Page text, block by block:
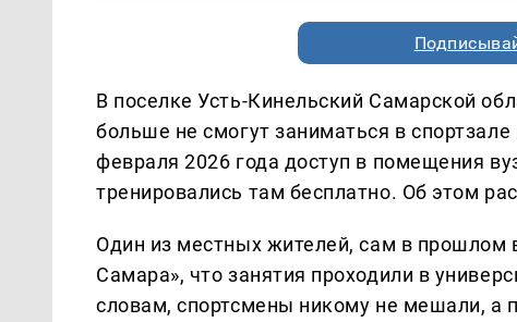
В поселке Усть-Кинельский Самарской
больше не смогут заниматься в
февраля 2026 года доступ в помещения
тренировались там бесплатно. Об этом
Один из местных жителей, сам в прошлом
Самара», что занятия проходили в
словам, спортсмены никому не мешали, а